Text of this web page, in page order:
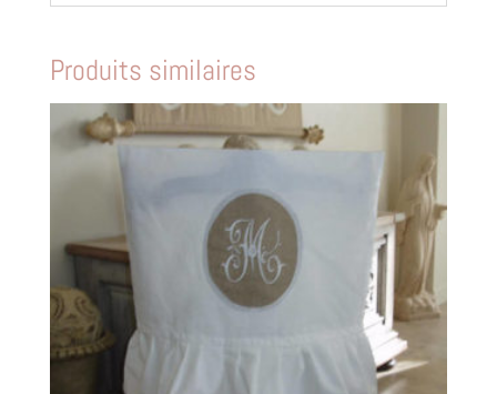
Produits similaires